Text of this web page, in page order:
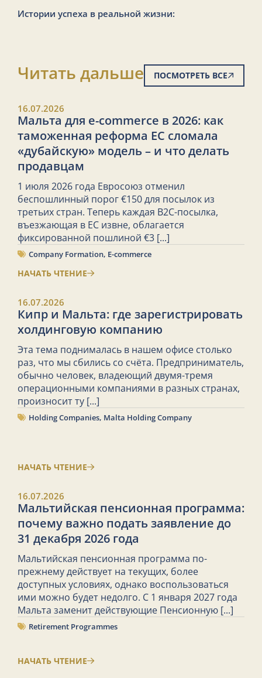
Истории успеха в реальной жизни:
Читать дальше ПОСМОТРЕТЬ ВСЕ
16.07.2026
Мальта для e-commerce в 2026: как
таможенная реформа ЕС сломала
«дубайскую» модель – и что делать
продавцам
1 июля 2026 года Евросоюз отменил
беспошлинный порог €150 для посылок из
третьих стран. Теперь каждая B2C-посылка,
въезжающая в ЕС извне, облагается
фиксированной пошлиной €3 [...]
Company Formation, E-commerce
НАЧАТЬ ЧТЕНИЕ
16.07.2026
Кипр и Мальта: где зарегистрировать
холдинговую компанию
Эта тема поднималась в нашем офисе столько
раз, что мы сбились со счёта. Предприниматель,
обычно человек, владеющий двумя-тремя
операционными компаниями в разных странах,
произносит ту [...]
Holding Companies, Malta Holding Company
НАЧАТЬ ЧТЕНИЕ
16.07.2026
Мальтийская пенсионная программа:
почему важно подать заявление до
31 декабря 2026 года
Мальтийская пенсионная программа по-
прежнему действует на текущих, более
доступных условиях, однако воспользоваться
ими можно будет недолго. С 1 января 2027 года
Мальта заменит действующие Пенсионную [...]
Retirement Programmes
НАЧАТЬ ЧТЕНИЕ